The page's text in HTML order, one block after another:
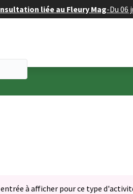
liée au Fleury Mag-Du 06
entrée à afficher pour ce type